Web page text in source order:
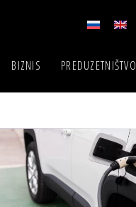
BIZNIS PREDUZETNIŠTVO